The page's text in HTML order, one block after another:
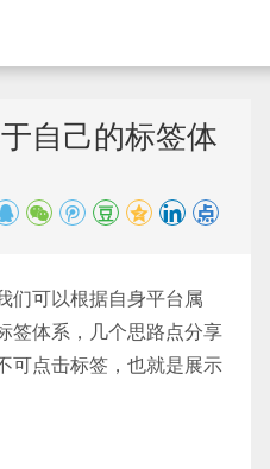
自己的标签体
们可以根据自身平台属
签体系，几个思路点分享
可点击标签，也就是展示